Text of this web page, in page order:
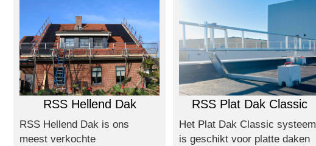
RSS Hellend Dak
RSS Hellend Dak is ons
meest verkochte
RSS Plat Dak Classic
Het Plat Dak Classic systeem
is geschikt voor platte daken